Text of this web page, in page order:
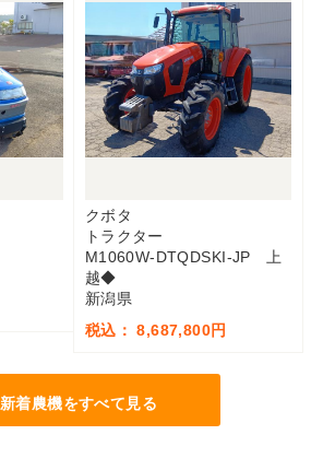
クボタ
トラクター
M1060W-DTQDSKI-JP 上
越◆
新潟県
税込： 8,687,800円
新着農機をすべて見る